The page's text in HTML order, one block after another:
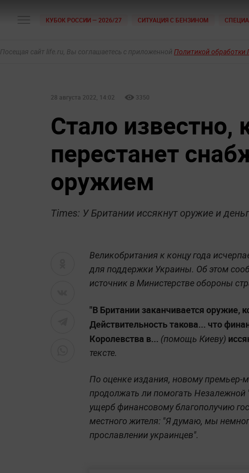
КУБОК РОССИИ — 2026/27 СИТУАЦИЯ С БЕНЗИНОМ
Посещая сайт life.ru, Вы соглашаетесь с приложенной Политикой
28 августа 2022, 14:02 3350
Стало известно,
перестанет
оружием
Times: У Британии иссякнут оружие и
Великобритания к концу года
для поддержки Украины. Об этом
источник в Министерстве обороны
"В Британии заканчивается оружие,
Действительность такова... что
Королевства в... (помощь Киеву)
тексте.
По оценке издания, новому премьер-
продолжать ли помогать
ущерб финансовому благополучию
местного жителя: "Я думаю, мы
прославлении украинцев".